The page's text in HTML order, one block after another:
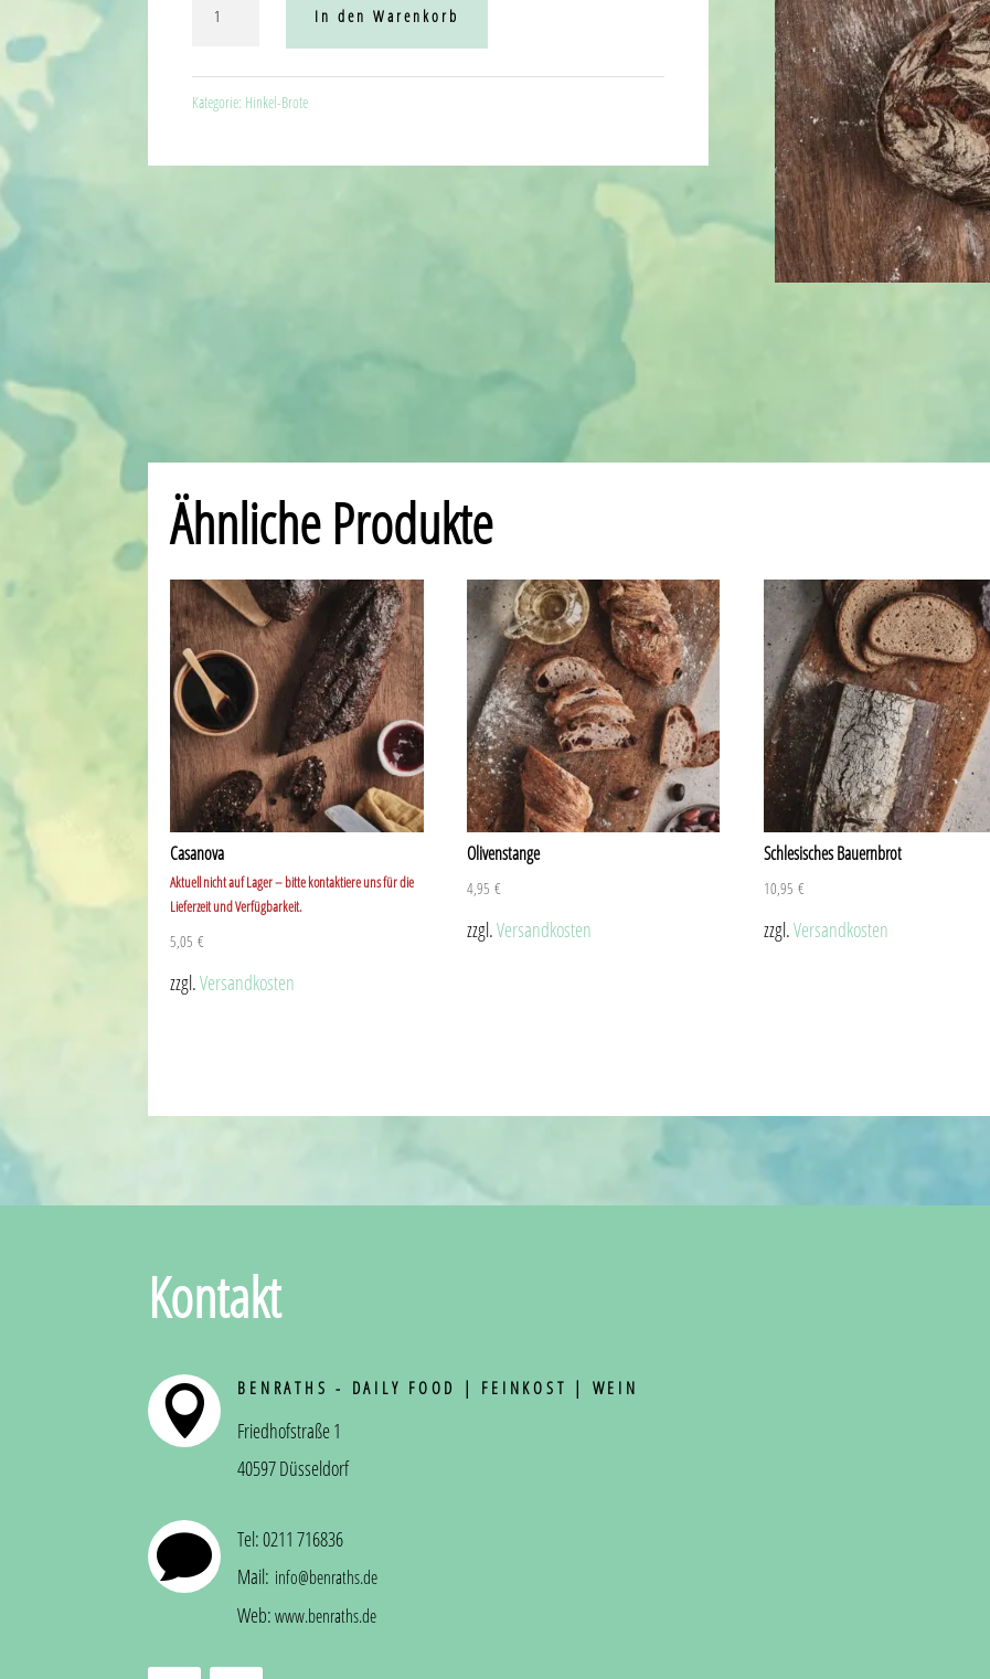
In den Warenkorb
Kategorie: Hinkel-Brote
Ähnliche Produkte
Casanova
Aktuell nicht auf Lager – bitte kontaktiere uns für die
Lieferzeit und Verfügbarkeit.
5,05€
zzgl.Versandkosten
Olivenstange
4,95€
zzgl.Versandkosten
Schlesisches Bauernbrot
10,95 €
zzgl.Versandkosten
Kontakt
 BENRATHS - DAILY FOOD | FEINKOST | WEIN
Friedhofstraße 1
40597 Düsseldorf

Tel: 0211 716836
Mail: info@benraths.de
Web:www.benraths.de